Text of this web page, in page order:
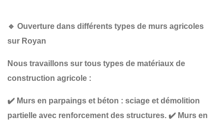
🔹 Ouverture dans différents types de murs agricoles
sur Royan
Nous travaillons sur tous types de matériaux de
construction agricole :
✔️ Murs en parpaings et béton : sciage et démolition
partielle avec renforcement des structures. ✔️ Murs en